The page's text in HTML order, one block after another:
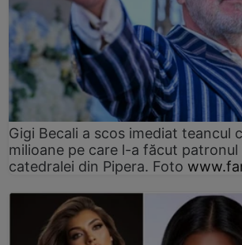
Gigi Becali a scos imediat teancul
milioane pe care l-a făcut patronul
catedralei din Pipera. Foto